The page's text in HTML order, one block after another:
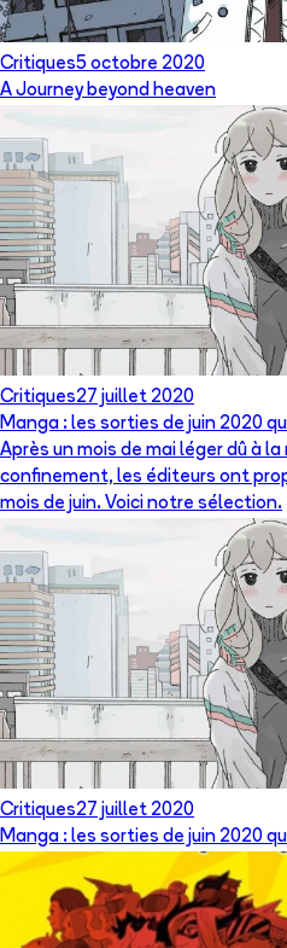
Critiques5 octobre 2020
A Journey beyond heaven
Critiques27 juillet 2020
Manga : les sorties de juin 2020
Après un mois de mai léger dû à
confinement, les éditeurs ont
mois de juin. Voici notre sélection.
Critiques27 juillet 2020
Manga : les sorties de juin 2020